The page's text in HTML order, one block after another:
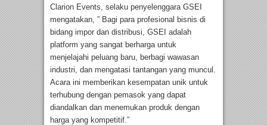
Clarion Events, selaku penyelenggara GSEI
mengatakan, ” Bagi para profesional bisnis di
bidang impor dan distribusi, GSEI adalah
platform yang sangat berharga untuk
menjelajahi peluang baru, berbagi wawasan
industri, dan mengatasi tantangan yang muncul.
Acara ini memberikan kesempatan unik untuk
terhubung dengan pemasok yang dapat
diandalkan dan menemukan produk dengan
harga yang kompetitif.”